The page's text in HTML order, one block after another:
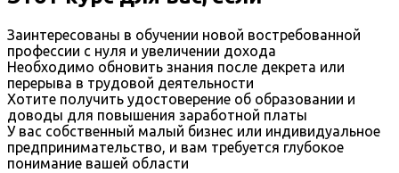
Заинтересованы в обучении новой востребованной
профессии с нуля и увеличении дохода
Необходимо обновить знания после декрета или
перерыва в трудовой деятельности
Хотите получить удостоверение об образовании и
доводы для повышения заработной платы
У вас собственный малый бизнес или индивидуальное
предпринимательство, и вам требуется глубокое
понимание вашей области